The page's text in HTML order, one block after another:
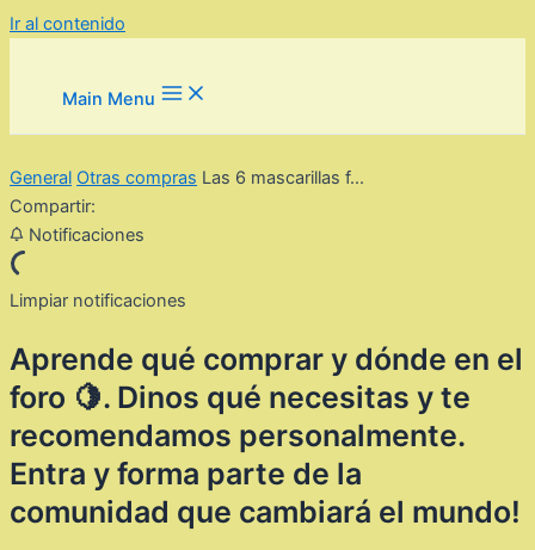
Ir al contenido
Main Menu
General Otras compras Las 6 mascarillas f...
Compartir:
Notificaciones
Limpiar notificaciones
Aprende qué comprar y dónde en el
foro 🍋. Dinos qué necesitas y te
recomendamos personalmente.
Entra y forma parte de la
comunidad que cambiará el mundo!